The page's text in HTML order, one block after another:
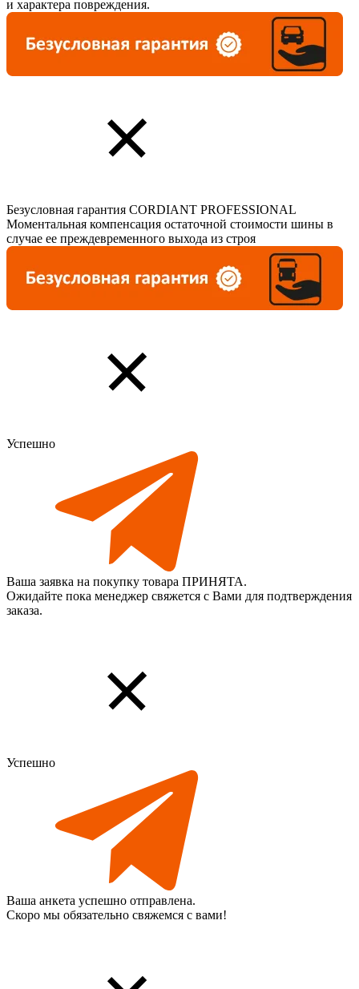
и характера повреждения.
Безусловная гарантия CORDIANT PROFESSIONAL
Моментальная компенсация остаточной стоимости шины в
случае ее преждевременного выхода из строя
Успешно
Ваша заявка на покупку товара ПРИНЯТА.
Ожидайте пока менеджер свяжется с Вами для подтверждения
заказа.
Успешно
Ваша анкета успешно отправлена.
Скоро мы обязательно свяжемся с вами!